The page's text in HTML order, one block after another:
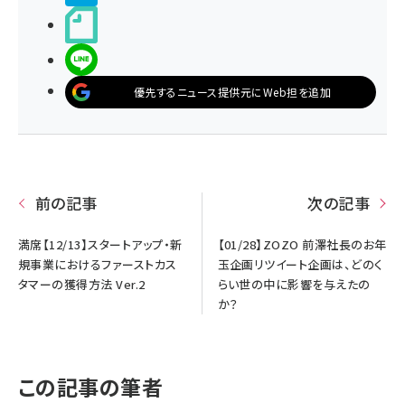
優先するニュース提供元にWeb担を追加
前の記事
満席【12/13】スタートアップ・新
規事業におけるファーストカス
タマーの獲得方法 Ver.2
次の記事
【01/28】ZOZO 前澤社長のお年
玉企画リツイート企画は、どのく
らい世の中に影響を与えたの
か？
この記事の筆者